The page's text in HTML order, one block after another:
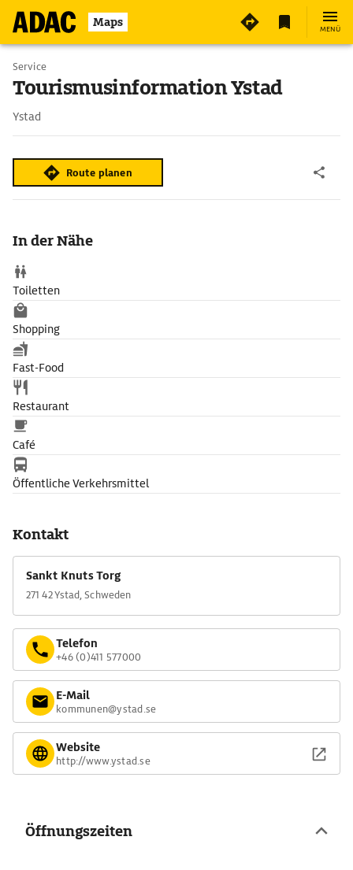
Maps MENÜ
Service
Tourismusinformation Ystad
Ystad
Route planen
In der Nähe
Toiletten
Shopping
Fast-Food
Restaurant
Café
Öffentliche Verkehrsmittel
Kontakt
Sankt Knuts Torg
271 42 Ystad, Schweden
Telefon
+46 (0)411 577000
E-Mail
kommunen@ystad.se
Website
http://www.ystad.se
Öffnungszeiten